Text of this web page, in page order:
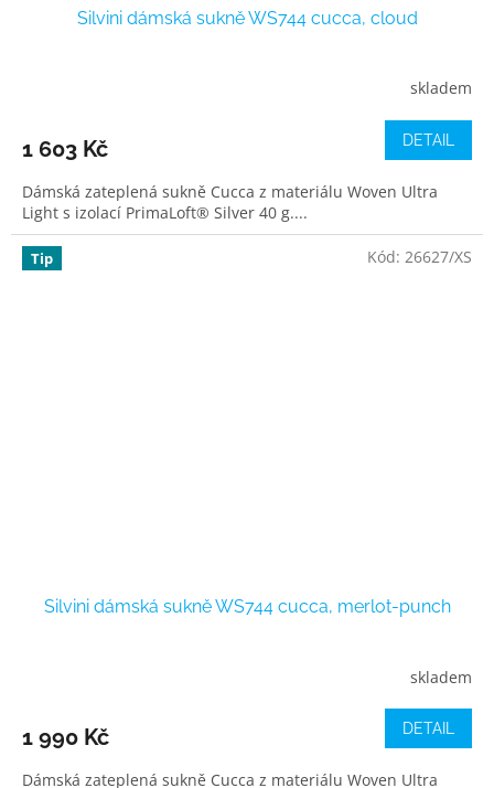
Silvini dámská sukně WS744 cucca, cloud
skladem
1 603 Kč DETAIL
Dámská zateplená sukně Cucca z materiálu Woven Ultra
Light s izolací PrimaLoft® Silver 40 g....
Tip
Silvini dámská sukně WS744 cucca, merlot-punch
skladem
1 990 Kč DETAIL
Dámská zateplená sukně Cucca z materiálu Woven Ultra
Kód: 26627/XS